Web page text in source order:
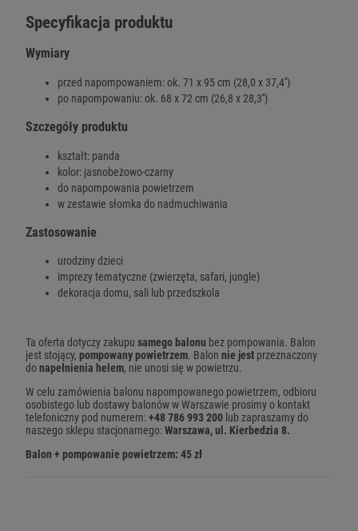
Specyfikacja produktu
Wymiary
przed napompowaniem: ok. 71 x 95 cm (28,0 x 37,4'')
po napompowaniu: ok. 68 x 72 cm (26,8 x 28,3'')
Szczegóły produktu
kształt: panda
kolor: jasnobeżowo-czarny
do napompowania powietrzem
w zestawie słomka do nadmuchiwania
Zastosowanie
urodziny dzieci
imprezy tematyczne (zwierzęta, safari, jungle)
dekoracja domu, sali lub przedszkola
Ta oferta dotyczy zakupu samego balonu bez pompowania. Balon
jest stojący, pompowany powietrzem. Balon nie jest przeznaczony
donapełnienia helem, nie unosi się w powietrzu.
W celu zamówienia balonu napompowanego powietrzem, odbioru
osobistego lub dostawy balonów w Warszawie prosimy o kontakt
telefoniczny pod numerem:+48 786 993 200 lub zapraszamy do
naszego sklepu stacjonarnego:Warszawa, ul. Kierbedzia 8.
Balon + pompowanie powietrzem: 45 zł